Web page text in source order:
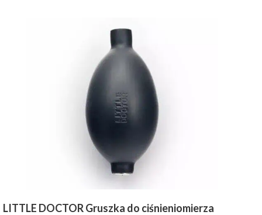
LITTLE DOCTOR Gruszka do ciśnieniomierza